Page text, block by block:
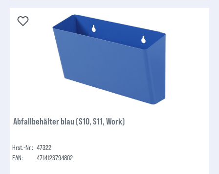
Abfallbehälter blau (S10, S11, Work)
Hrst.-Nr.: 47322
EAN:
4714123794802